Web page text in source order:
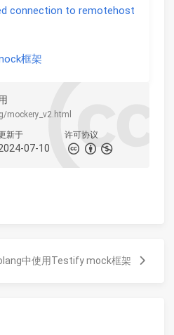
connection to remotehost
框架
mockery_v2.html
新于
07-10
许可协议
中使用Testify mock框架